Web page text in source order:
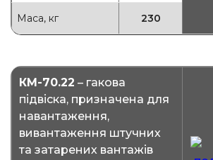
Маса, кг 230
КМ-70.22 – гакова
підвіска, призначена для
навантаження,
вивантаження штучних
та затарених вантажів